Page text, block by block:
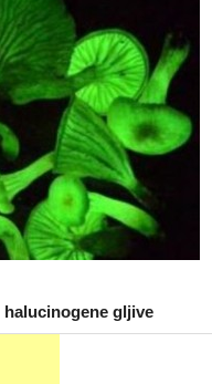
halucinogene gljive